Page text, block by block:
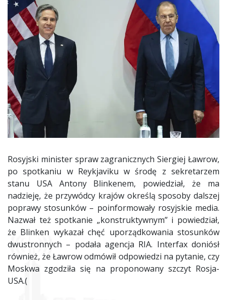
Rosyjski minister spraw zagranicznych Siergiej Ławrow,
po spotkaniu w Reykjaviku w środę z sekretarzem
stanu USA Antony Blinkenem, powiedział, że ma
nadzieję, że przywódcy krajów określą sposoby dalszej
poprawy stosunków – poinformowały rosyjskie media.
Nazwał też spotkanie „konstruktywnym” i powiedział,
że Blinken wykazał chęć uporządkowania stosunków
dwustronnych – podała agencja RIA. Interfax doniósł
również, że Ławrow odmówił odpowiedzi na pytanie, czy
Moskwa zgodziła się na proponowany szczyt Rosja-
USA.(